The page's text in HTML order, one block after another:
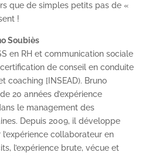
que de simples petits pas de «
!
Soubiès
en RH et communication sociale
certification de conseil en conduite
coaching [INSEAD). Bruno
20 années d’expérience
le management des
Depuis 2009, il développe
collaborateur en
l’expérience brute, vécue et